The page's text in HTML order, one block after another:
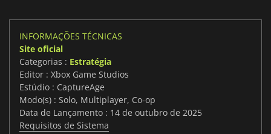
INFORMAÇÕES TÉCNICAS
Site oficial
Categorias : Estratégia
Editor : Xbox Game Studios
Estúdio : CaptureAge
Modo(s) : Solo, Multiplayer, Co-op
Data de Lançamento : 14 de outubro de 2025
Requisitos de Sistema